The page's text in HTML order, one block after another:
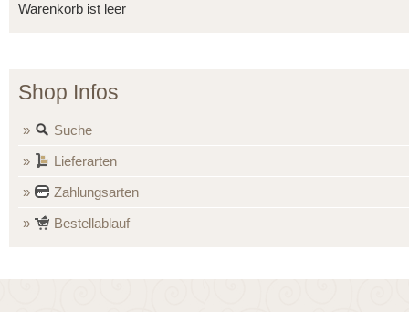
Warenkorb ist leer
Shop Infos
Suche
Lieferarten
Zahlungsarten
Bestellablauf